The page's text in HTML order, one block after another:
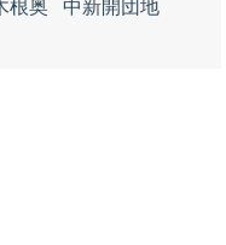
根奥 中新開団地